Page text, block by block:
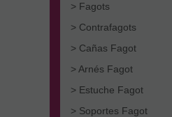
> Fagots
> Contrafagots
> Cañas Fagot
> Arnés Fagot
> Estuche Fagot
> Soportes Fagot